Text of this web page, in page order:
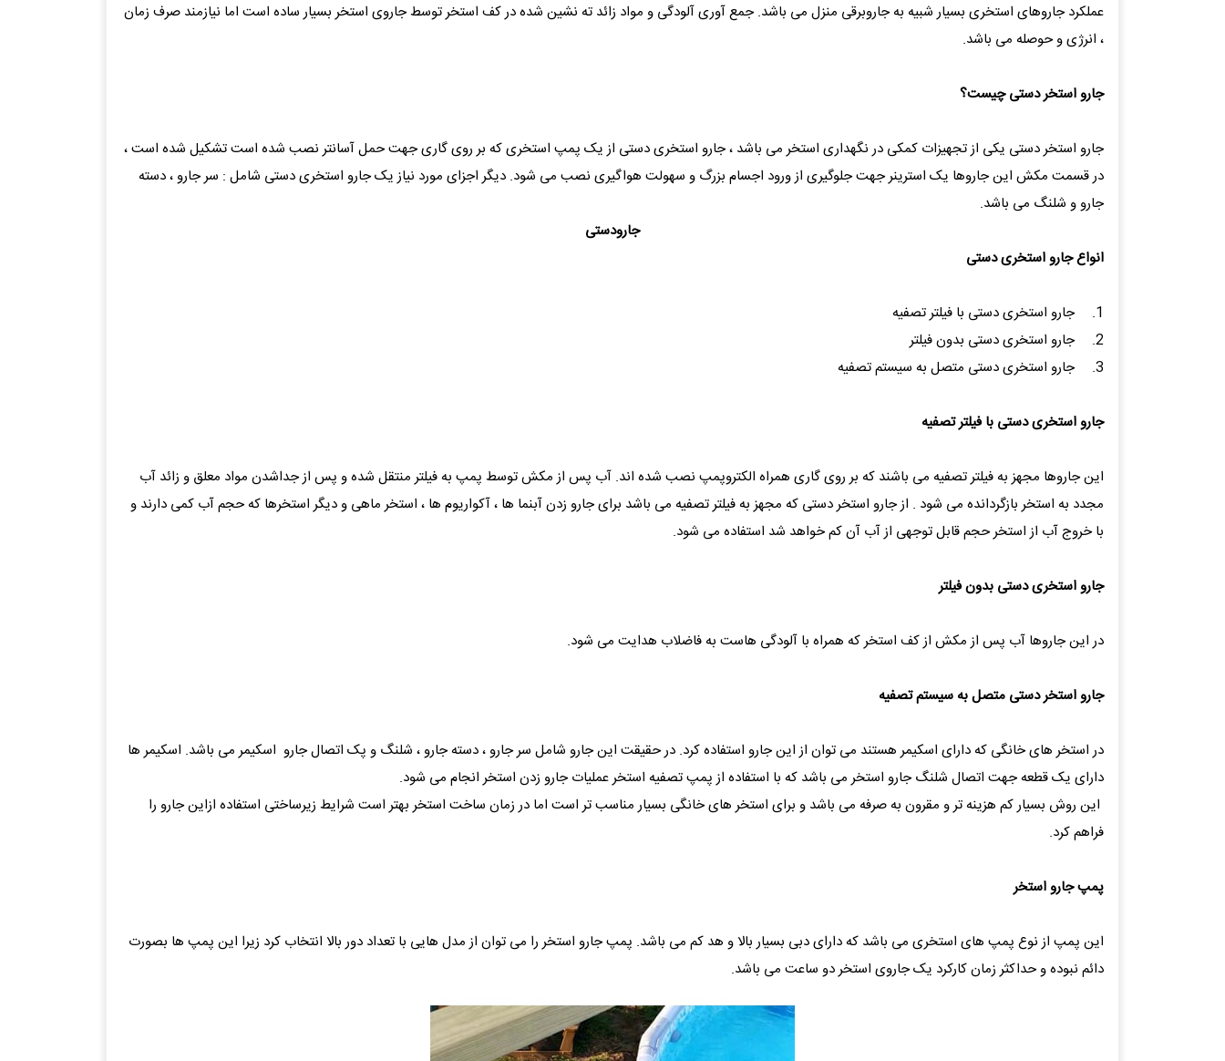
عملکرد جاروهای استخری بسیار شبیه به جاروبرقی منزل می باشد. جمع آوری آلودگی و مواد زائد ته نشین شده در کف استخر توسط جاروی استخر بسیار ساده است اما نیازمند صرف زمان
، انرژی و حوصله می باشد.
جارو استخر دستی چیست؟
جارو استخر دستی یکی از تجهیزات کمکی در نگهداری استخر می باشد ، جارو استخری دستی از یک پمپ استخری که بر روی گاری جهت حمل آسانتر نصب شده است تشکیل شده است ،
در قسمت مکش این جاروها یک استرینر جهت جلوگیری از ورود اجسام بزرگ و سهولت هواگیری نصب می شود. دیگر اجزای مورد نیاز یک جارو استخری دستی شامل : سر جارو ، دسته
جارو و شلنگ می باشد.
جارودستی
انواع جارو استخری دستی
1.
جارو استخری دستی با فیلتر تصفیه
2.
جارو استخری دستی بدون فیلتر
3.
جارو استخری دستی متصل به سیستم تصفیه
جارو استخری دستی با فیلتر تصفیه
این جاروها مجهز به فیلتر تصفیه می باشند که بر روی گاری همراه الکتروپمپ نصب شده اند. آب پس از مکش توسط پمپ به فیلتر منتقل شده و پس از جداشدن مواد معلق و زائد آب
مجدد به استخر بازگردانده می شود . از جارو استخر دستی که مجهز به فیلتر تصفیه می باشد برای جارو زدن آبنما ها ، آکواریوم ها ، استخر ماهی و دیگر استخرها که حجم آب کمی دارند و
با خروج آب از استخر حجم قابل توجهی از آب آن کم خواهد شد استفاده می شود.
جارو استخری دستی بدون فیلتر
در این جاروها آب پس از مکش از کف استخر که همراه با آلودگی هاست به فاضلاب هدایت می شود.
جارو استخر دستی متصل به سیستم تصفیه
در استخر های خانگی که دارای اسکیمر هستند می توان از این جارو استفاده کرد. در حقیقت این جارو شامل سر جارو ، دسته جارو ، شلنگ و پک اتصال جارو اسکیمر می باشد. اسکیمر ها
دارای یک قطعه جهت اتصال شلنگ جارو استخر می باشد که با استفاده از پمپ تصفیه استخر عملیات جارو زدن استخر انجام می شود.
این روش بسیار کم هزینه تر و مقرون به صرفه می باشد و برای استخر های خانگی بسیار مناسب تر است اما در زمان ساخت استخر بهتر است شرایط زیرساختی استفاده ازاین جارو را
فراهم کرد.
پمپ جارو استخر
این پمپ از نوع پمپ های استخری می باشد که دارای دبی بسیار بالا و هد کم می باشد. پمپ جارو استخر را می توان از مدل هایی با تعداد دور بالا انتخاب کرد زیرا این پمپ ها بصورت
دائم نبوده و حداکثر زمان کارکرد یک جاروی استخر دو ساعت می باشد.